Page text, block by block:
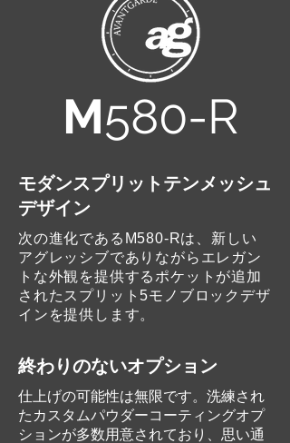
M580-R
モダンスプリットテンメッシュ
デザイン
次の進化であるM580-Rは、新しい
アグレッシブでありながらエレガン
トな外観を提供するポケットが追加
されたスプリット5モノブロックデザ
インを提供します。
​終わりのないオプション
仕上げの可能性は無限です。洗練され
たカスタムパウダーコーティングオプ
ションが多数用意されており、思い通